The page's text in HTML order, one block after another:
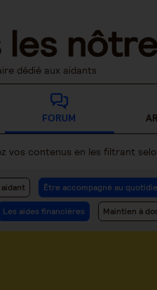
dédié aux aidants
FORUM
vos contenus en les filtrant
Être accompagné au
Les aides financières Maintien à